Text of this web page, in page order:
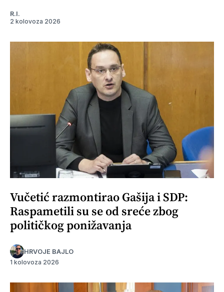
R.I.
2 kolovoza 2026
Vučetić razmontirao Gašija i SDP:
Raspametili su se od sreće zbog
političkog ponižavanja
HRVOJE BAJLO
1 kolovoza 2026